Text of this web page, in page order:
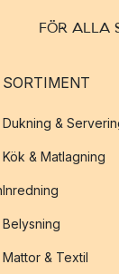
FÖR ALLA
SORTIMENT
Dukning &
Kök & Matlagning
Inredning
Belysning
Mattor & Textil